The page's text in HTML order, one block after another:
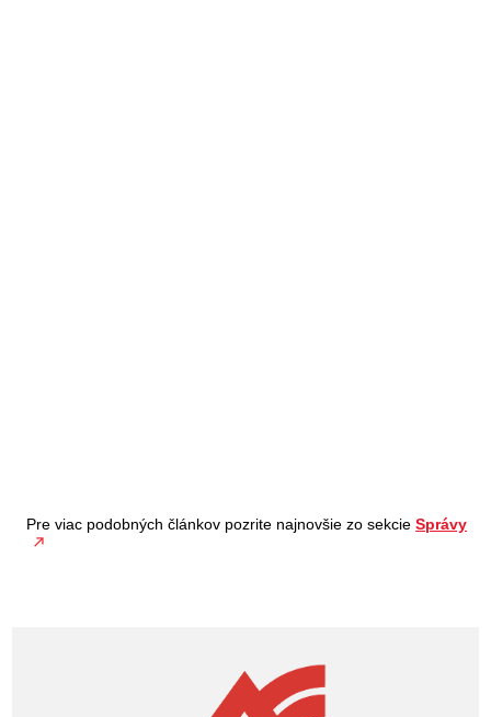
Pre viac podobných článkov pozrite najnovšie zo sekcieSprávy